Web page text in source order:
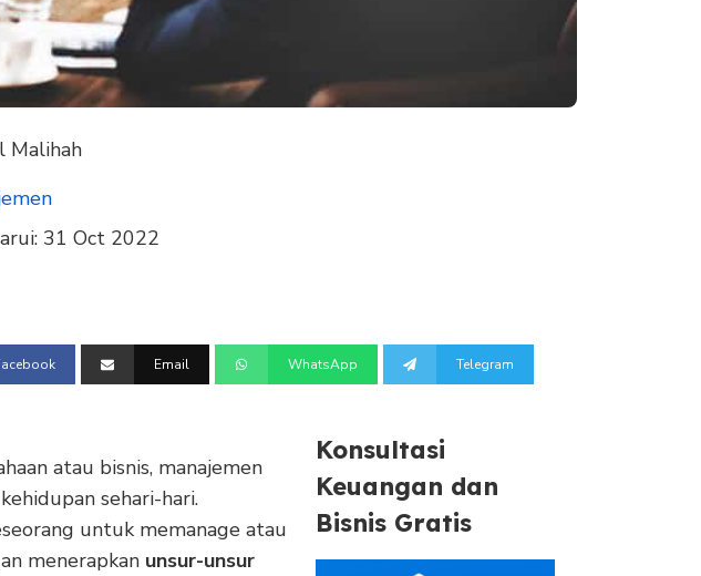
Malihah
31 Oct 2022
Email WhatsApp Telegram
atau bisnis, manajemen
sehari-hari.
untuk memanage atau
menerapkan unsur-unsur
Konsultasi
Keuangan dan
Bisnis Gratis